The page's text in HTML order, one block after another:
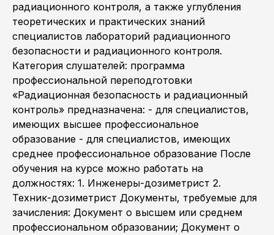
радиационного контроля, а также углубления
теоретических и практических знаний
специалистов лабораторий радиационного
безопасности и радиационного контроля.
Категория слушателей: программа
профессиональной переподготовки
«Радиационная безопасность и радиационный
контроль» предназначена: - для специалистов,
имеющих высшее профессиональное
образование - для специалистов, имеющих
среднее профессиональное образование После
обучения на курсе можно работать на
должностях: 1. Инженеры-дозиметрист 2.
Техник-дозиметрист Документы, требуемые для
зачисления: Документ о высшем или среднем
профессиональном образовании; Документ о